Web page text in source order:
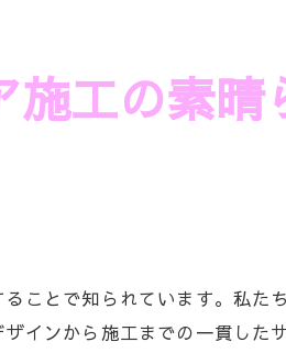
工の素晴
ことで知られています。私た
インから施工までの一貫した